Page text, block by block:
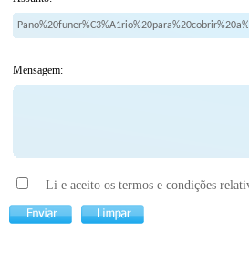
Mensagem:
Li e aceito os termos e condições